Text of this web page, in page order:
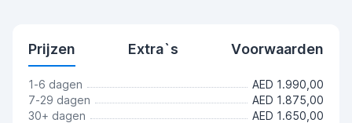
Prijzen Extra`s Voorwaarden
1-6 dagen
AED 1.990,00
7-29 dagen
AED 1.875,00
30+ dagen
AED 1.650,00